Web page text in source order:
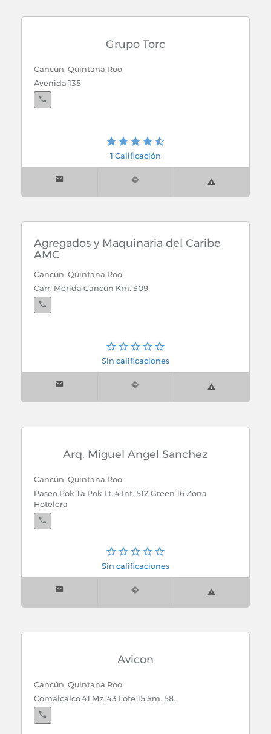
Grupo Torc
Cancún, Quintana Roo
Avenida 135
1 Calificación
Agregados y Maquinaria del Caribe
AMC
Cancún, Quintana Roo
Carr. Mérida Cancun Km. 309
Sin calificaciones
Arq. Miguel Angel Sanchez
Cancún, Quintana Roo
Paseo Pok Ta Pok Lt. 4 Int. 512 Green 16 Zona
Hotelera
Sin calificaciones
Avicon
Cancún, Quintana Roo
Comalcalco 41 Mz. 43 Lote 15 Sm. 58.